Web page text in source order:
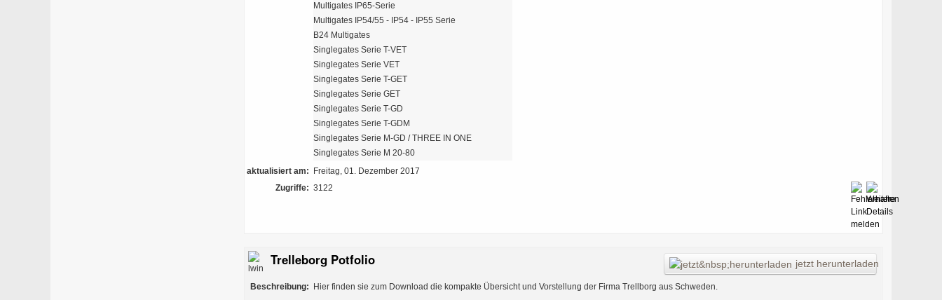
Multigates IP65-Serie
Multigates IP54/55 - IP54 - IP55 Serie
B24 Multigates
Singlegates Serie T-VET
Singlegates Serie VET
Singlegates Serie T-GET
Singlegates Serie GET
Singlegates Serie T-GD
Singlegates Serie T-GDM
Singlegates Serie M-GD / THREE IN ONE
Singlegates Serie M 20-80
aktualisiert am:
Freitag, 01. Dezember 2017
Zugriffe: 3122
Trelleborg Potfolio jetzt herunterladen
Beschreibung:
Hier finden sie zum Download die kompakte Übersicht und Vorstellung der Firma Trellborg aus Schweden.